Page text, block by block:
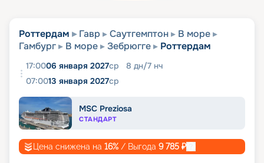
Роттердам Гавр Саутгемптон
В море
Гамбург
В море Зебрюгге Роттердам
17:0006 января 2027ср 8 дн/7 нч
07:0013 января 2027ср
MSC Preziosa
СТАНДАРТ
Цена снижена на 16% / Выгода 9 785 ₽